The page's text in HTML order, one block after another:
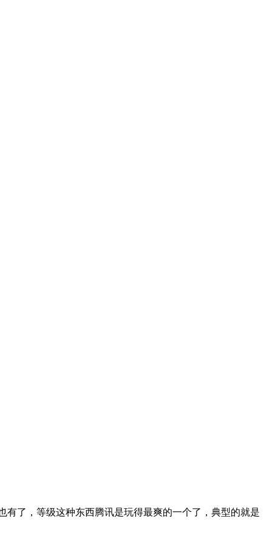
有了，等级这种东西腾讯是玩得最爽的一个了，典型的就是